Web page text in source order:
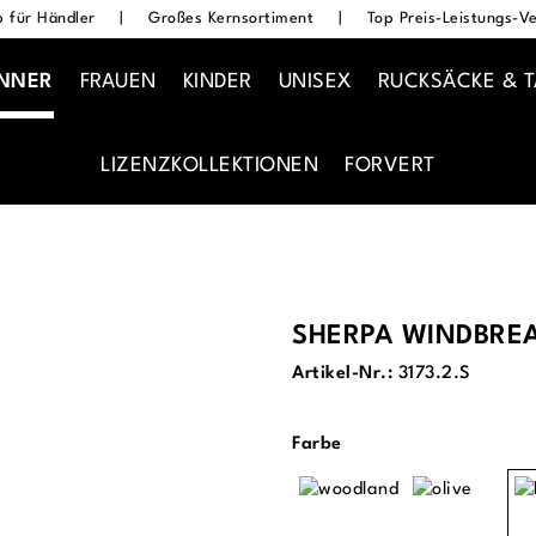
für Händler Großes Kernsortiment Top Preis-Leistungs-
FRAUEN KINDER UNISEX RUCKSÄCKE &
LIZENZKOLLEKTIONEN FORVERT
SHERPA
Artikel-Nr.: 3173.2.S
Farbeauswählen